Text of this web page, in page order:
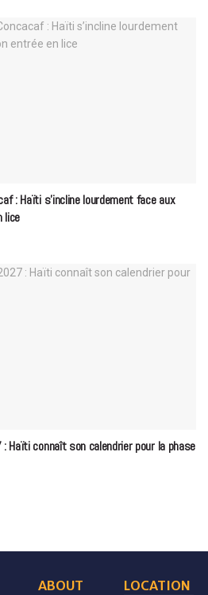
: Haïti s’incline lourdement face aux
lice
Haïti connaît son calendrier pour la phase
ABOUT
LOCATION